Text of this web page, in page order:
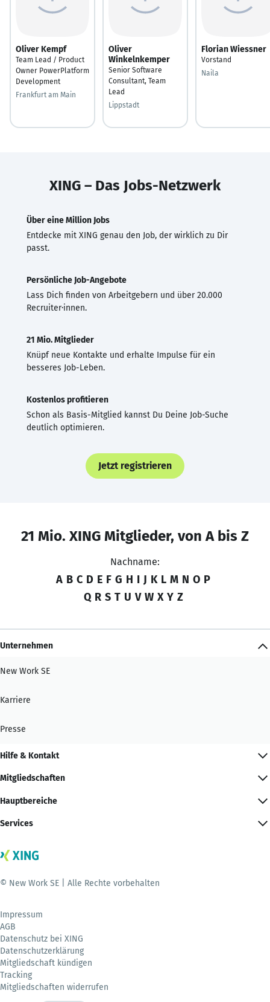
Oliver Kempf
Team Lead / Product
Owner PowerPlatform
Development
Frankfurt am Main
Oliver
Winkelnkemper
Senior Software
Consultant, Team
Lead
Lippstadt
Florian Wiessner
Vorstand
Naila
XING – Das Jobs-Netzwerk
Über eine Million Jobs
Entdecke mit XING genau den Job, der wirklich zu Dir
passt.
Persönliche Job-Angebote
Lass Dich finden von Arbeitgebern und über 20.000
Recruiter·innen.
21 Mio. Mitglieder
Knüpf neue Kontakte und erhalte Impulse für ein
besseres Job-Leben.
Kostenlos profitieren
Schon als Basis-Mitglied kannst Du Deine Job-Suche
deutlich optimieren.
Jetzt registrieren
21 Mio. XING Mitglieder, von A bis Z
Nachname:
A B C D E F G H I J K L M N O P
Q R S T U V W X Y Z
Unternehmen
New Work SE
Karriere
Presse
Hilfe & Kontakt
Mitgliedschaften
Hauptbereiche
Services
© New Work SE | Alle Rechte vorbehalten
Impressum
AGB
Datenschutz bei XING
Datenschutzerklärung
Mitgliedschaft kündigen
Tracking
Mitgliedschaften widerrufen